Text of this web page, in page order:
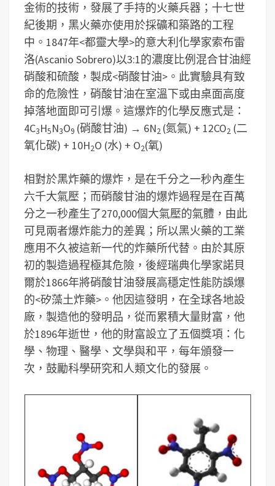
金術的技術，發展了手持的火藥兵器；十七世
紀後期，黑火藥亦使用於採礦和築路的工程
中。1847年<都靈大學>的意大利化學家索布雷
洛(Ascanio Sobrero)以3:1的濃度比例混合甘油經
硝酸和硫酸，製成<硝酸甘油>。此實驗具有致
命的危險性，硝酸甘油在室溫下或由桌面高度
掉落地面即可引爆。這爆炸的化學反應式是：
4C3H5N3O9 (硝酸甘油) → 6N2 (氮氣) + 12CO2 (二
氧化碳) + 10H2O (水) + O2(氧)
相對於黑炸藥的爆炸，是在千分之一秒內產生
六千大氣壓；而硝酸甘油的爆炸過程是在百萬
分之一秒產生了270,000個大氣壓的氣體，由此
可見兩者爆炸能力的差異；所以黑火藥的工業
應用不久被這新一代的炸藥所代替。由於其原
初的製造過程極其危險，後經瑞典化學家諾貝
爾於1866年將硝酸甘油發展高穩定性能防誤爆
的<矽藻土炸藥>。他因這發明，在全球各地設
廠，製造他的發明品，從而累積大量財富，他
於1896年逝世，他的財富設立了五個獎項：化
學、物理、醫學、文學與和平，每年頒發一
次，鼓勵科學研究和人類文化的發展。